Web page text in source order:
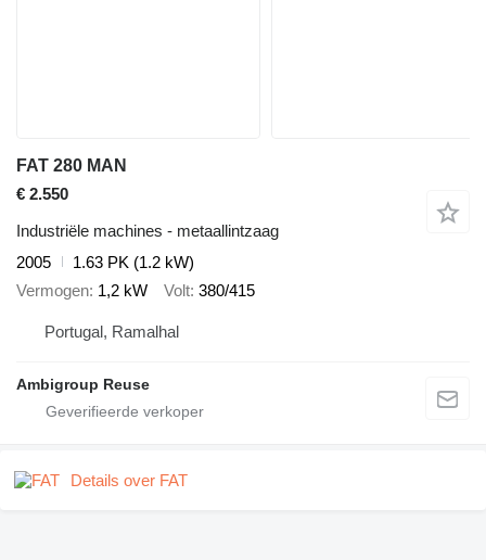
FAT 280 MAN
€ 2.550
Industriële machines - metaallintzaag
2005
1.63 PK (1.2 kW)
Vermogen 1,2 kW Volt 380/415
Portugal, Ramalhal
Ambigroup Reuse
Details over FAT